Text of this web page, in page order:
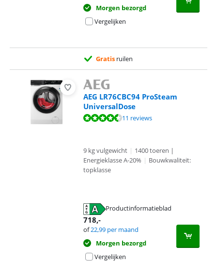
Morgen bezorgd
Vergelijken
Gratis ruilen
AEG LR76CBC94 ProSteam
UniversalDose
Beoordeling is 9,4 van de 10, gebaseerd op 11 reviews.
11 reviews
9 kg vulgewicht | 1400 toeren |
Energieklasse A-20% | Bouwkwaliteit:
topklasse
Productinformatieblad
718,-
of22,99 per maand
Morgen bezorgd
Vergelijken